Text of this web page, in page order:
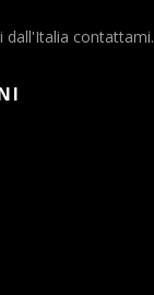
dall'Italia contattami.